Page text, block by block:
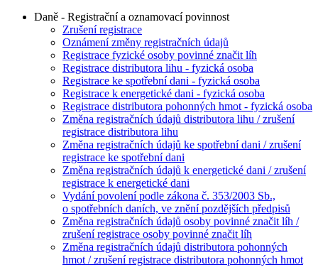
Daně - Registrační a oznamovací povinnost
Zrušení registrace
Oznámení změny registračních údajů
Registrace fyzické osoby povinné značit líh
Registrace distributora lihu - fyzická osoba
Registrace ke spotřební dani - fyzická osoba
Registrace k energetické dani - fyzická osoba
Registrace distributora pohonných hmot - fyzická osoba
Změna registračních údajů distributora lihu / zrušení
registrace distributora lihu
Změna registračních údajů ke spotřební dani / zrušení
registrace ke spotřební dani
Změna registračních údajů k energetické dani / zrušení
registrace k energetické dani
Vydání povolení podle zákona č. 353/2003 Sb.,
o spotřebních daních, ve znění pozdějších předpisů
Změna registračních údajů osoby povinné značit líh /
zrušení registrace osoby povinné značit líh
Změna registračních údajů distributora pohonných
hmot / zrušení registrace distributora pohonných hmot